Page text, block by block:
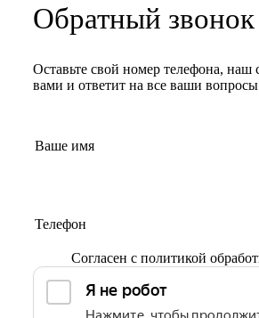
Обратный звонок
Оставьте свой номер телефона, наш
вами и ответит на все ваши
Согласен с политикой